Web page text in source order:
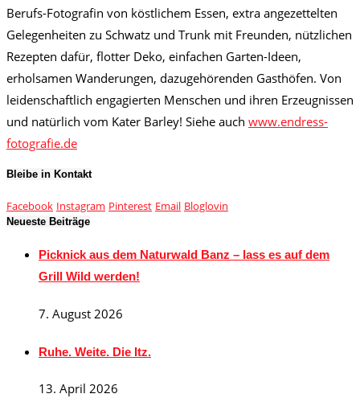
Berufs-Fotografin von köstlichem Essen, extra angezettelten
Gelegenheiten zu Schwatz und Trunk mit Freunden, nützlichen
Rezepten dafür, flotter Deko, einfachen Garten-Ideen,
erholsamen Wanderungen, dazugehörenden Gasthöfen. Von
leidenschaftlich engagierten Menschen und ihren Erzeugnissen
und natürlich vom Kater Barley! Siehe auch www.endress-
fotografie.de
Bleibe in Kontakt
Facebook Instagram Pinterest Email Bloglovin
Neueste Beiträge
Picknick aus dem Naturwald Banz – lass es auf dem
Grill Wild werden!
7. August 2026
Ruhe. Weite. Die Itz.
13. April 2026